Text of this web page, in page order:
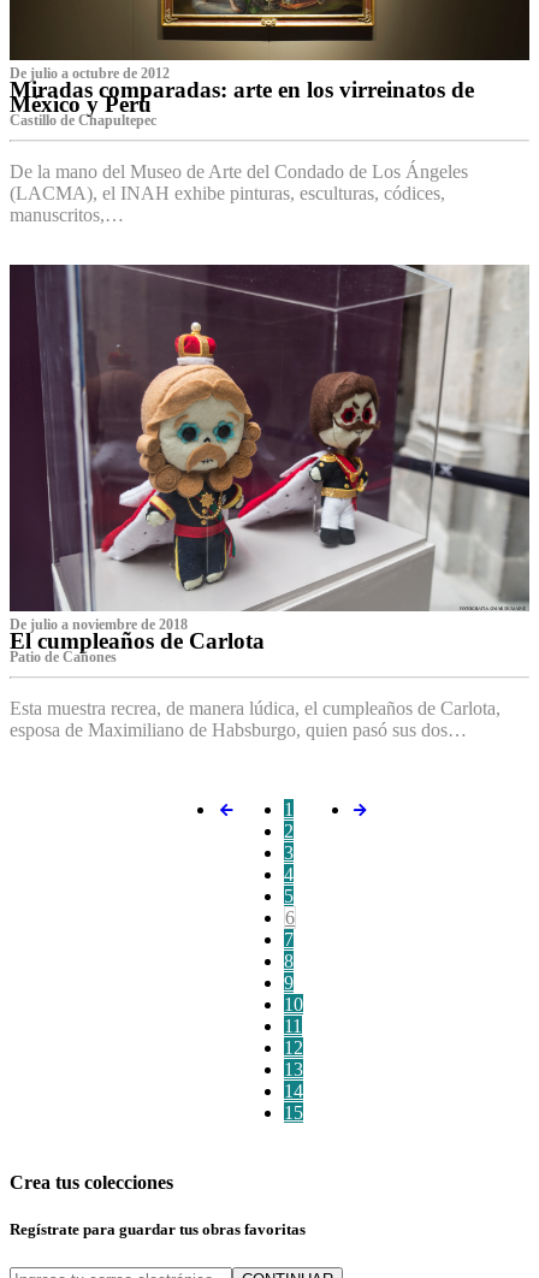
De julio a octubre de 2012
Miradas comparadas: arte en los virreinatos de
México y Perú
Castillo de Chapultepec
De la mano del Museo de Arte del Condado de Los Ángeles
(LACMA), el INAH exhibe pinturas, esculturas, códices,
manuscritos,…
De julio a noviembre de 2018
El cumpleaños de Carlota
Patio de Cañones
Esta muestra recrea, de manera lúdica, el cumpleaños de Carlota,
esposa de Maximiliano de Habsburgo, quien pasó sus dos…
1
2
3
4
5
6
7
8
9
10
11
12
13
14
15
Crea tus colecciones
Regístrate para guardar tus obras favoritas